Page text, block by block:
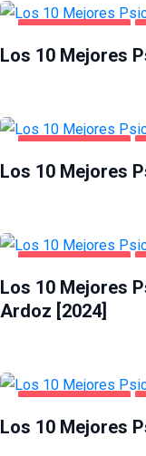
SALUD Y BELLEZA
Los 10 Mejores
SALUD Y BELLEZA
Los 10 Mejores
SALUD Y BELLEZA
Los 10 Mejores
Ardoz [2024]
SALUD Y BELLEZA
Los 10 Mejores